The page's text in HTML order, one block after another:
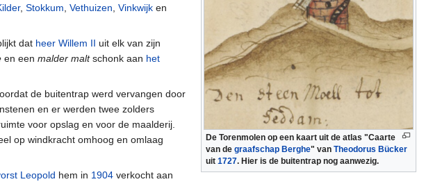
De Torenmolen op een kaart uit de atlas "Caarte
van de graafschap Berghe" van Theodorus Bücker
uit 1727. Hier is de buitentrap nog aanwezig.
, Stokkum, Vethuizen, Vinkwijk en
dat heer Willem II uit elk van zijn
en een malder maltschonk aan het
de buitentrap werd vervangen door
en er werden twee zolders
voor opslag en voor de maalderij.
op windkracht omhoog en omlaag
Leopold hem in 1904 verkocht aan